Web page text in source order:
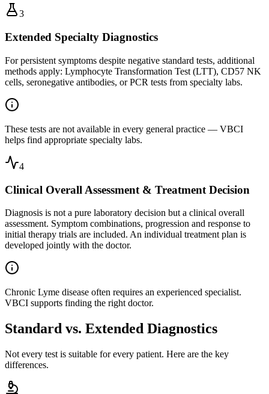
3
Extended Specialty Diagnostics
For persistent symptoms despite negative standard tests, additional
methods apply: Lymphocyte Transformation Test (LTT), CD57 NK
cells, seronegative antibodies, or PCR tests from specialty labs.
These tests are not available in every general practice — VBCI
helps find appropriate specialty labs.
4
Clinical Overall Assessment & Treatment Decision
Diagnosis is not a pure laboratory decision but a clinical overall
assessment. Symptom combinations, progression and response to
initial therapy trials are included. An individual treatment plan is
developed jointly with the doctor.
Chronic Lyme disease often requires an experienced specialist.
VBCI supports finding the right doctor.
Standard vs. Extended Diagnostics
Not every test is suitable for every patient. Here are the key
differences.